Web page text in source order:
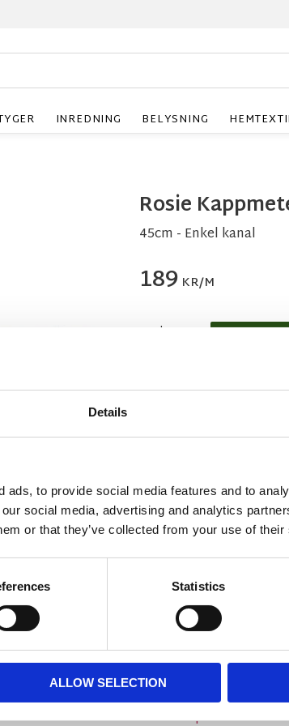
Details
ads, to provide social media features and to
social media, advertising and analytics
or that they’ve collected from your use of
Statistics
ALLOW SELECTION
INREDNING BELYSNING
Rosie
45cm - Enkel kanal
189KR/M
Antal
21.64
Fri frakt över 995kr
BESKRIVNING
Vacker
mönster på grå
har vanlig kanal
MÅTT OCH
Visa alla produkter